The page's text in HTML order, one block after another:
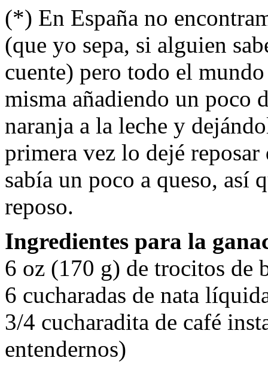
(*) En España no
(que yo sepa, si alguien
cuente) pero todo el
misma añadiendo un poco
naranja a la leche y
primera vez lo dejé
sabía un poco a queso, así
reposo.
Ingredientes para la
6 oz (170 g) de trocitos de
6 cucharadas de nata
3/4 cucharadita de café
entendernos)